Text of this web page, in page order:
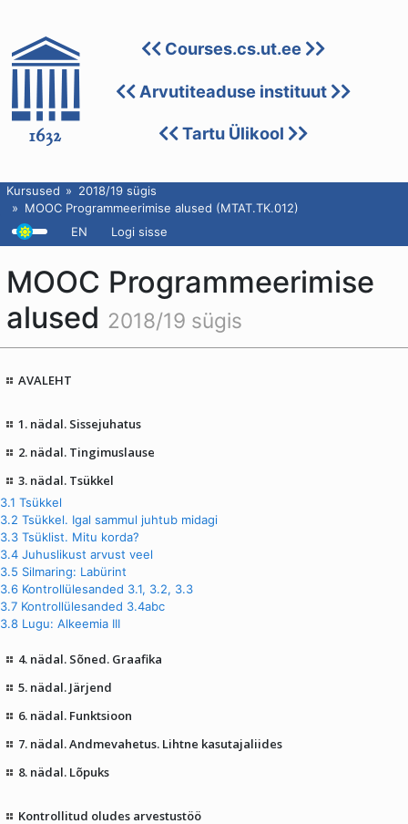
Courses.cs.ut.ee
Arvutiteaduse instituut
Tartu Ülikool
Kursused
2018/19 sügis
MOOC Programmeerimise alused (MTAT.TK.012)
EN
Logi sisse
MOOC Programmeerimise
alused 2018/19 sügis
AVALEHT
1. nädal. Sissejuhatus
2. nädal. Tingimuslause
3. nädal. Tsükkel
3.1 Tsükkel
3.2 Tsükkel. Igal sammul juhtub midagi
3.3 Tsüklist. Mitu korda?
3.4 Juhuslikust arvust veel
3.5 Silmaring: Labürint
3.6 Kontrollülesanded 3.1, 3.2, 3.3
3.7 Kontrollülesanded 3.4abc
3.8 Lugu: Alkeemia III
4. nädal. Sõned. Graafika
5. nädal. Järjend
6. nädal. Funktsioon
7. nädal. Andmevahetus. Lihtne kasutajaliides
8. nädal. Lõpuks
Kontrollitud oludes arvestustöö